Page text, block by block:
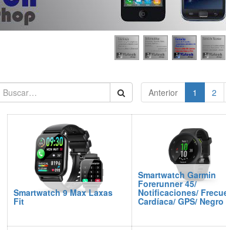
Anterior 1 2
Smartwatch 9 Max Laxas
Fit
Smartwatch Garmin
Forerunner 45/
Notificaciones/
Cardíaca/ GPS/ Negro